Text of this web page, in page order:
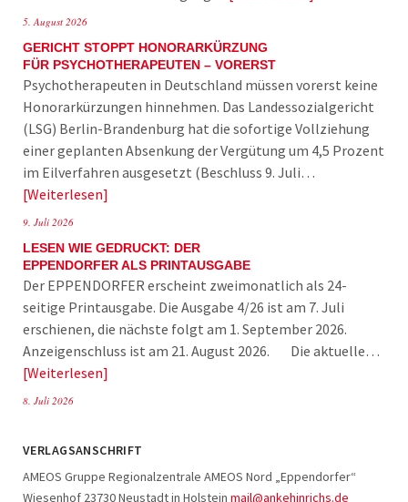
5. August 2026
GERICHT STOPPT HONORARKÜRZUNG
FÜR PSYCHOTHERAPEUTEN – VORERST
Psychotherapeuten in Deutschland müssen vorerst keine
Honorarkürzungen hinnehmen. Das Landessozialgericht
(LSG) Berlin-Brandenburg hat die sofortige Vollziehung
einer geplanten Absenkung der Vergütung um 4,5 Prozent
im Eilverfahren ausgesetzt (Beschluss 9. Juli…
Weiterlesen
9. Juli 2026
LESEN WIE GEDRUCKT: DER
EPPENDORFER ALS PRINTAUSGABE
Der EPPENDORFER erscheint zweimonatlich als 24-
seitige Printausgabe. Die Ausgabe 4/26 ist am 7. Juli
erschienen, die nächste folgt am 1. September 2026.
Anzeigenschluss ist am 21. August 2026. Die aktuelle…
Weiterlesen
8. Juli 2026
VERLAGSANSCHRIFT
AMEOS Gruppe Regionalzentrale AMEOS Nord „Eppendorfer“
Wiesenhof 23730 Neustadt in Holstein mail@ankehinrichs.de